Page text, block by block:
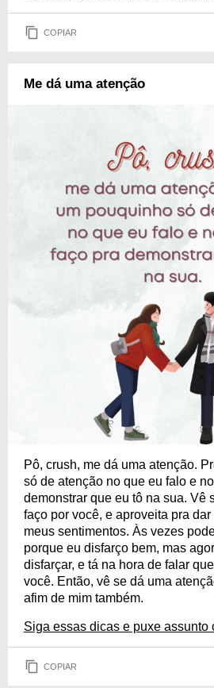
COPIAR
Me dá uma atenção
Pô, crush, me dá uma atenção.
só de atenção no que eu falo e
demonstrar que eu tô na sua. Vê
faço por você, e aproveita pra
meus sentimentos. Às vezes
porque eu disfarço bem, mas
disfarçar, e tá na hora de falar
você. Então, vê se dá uma
afim de mim também.
Siga essas dicas e puxe assunto
COPIAR